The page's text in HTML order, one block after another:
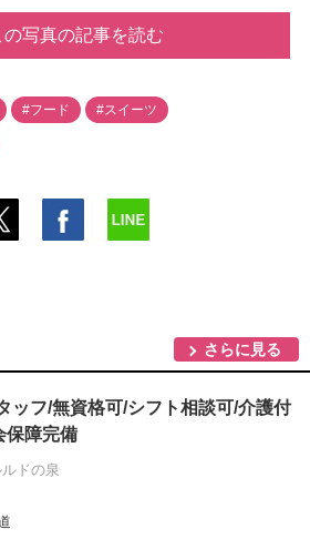
の写真の記事を読む
#フード #スイーツ
さらに見る
ッフ/無資格可/シフト相談可/介護付
保障完備
ドの泉